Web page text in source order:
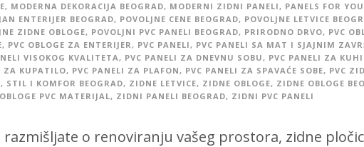
, MODERNA DEKORACIJA BEOGRAD, MODERNI ZIDNI PANELI, PANELS FOR YOU
ENTERIJER BEOGRAD, POVOLJNE CENE BEOGRAD, POVOLJNE LETVICE
ZIDNE OBLOGE, POVOLJNI PVC PANELI BEOGRAD, PRIRODNO DRVO, PVC
, PVC OBLOGE ZA ENTERIJER, PVC PANELI, PVC PANELI SA MAT I SJAJNIM
VISOKOG KVALITETA, PVC PANELI ZA DNEVNU SOBU, PVC PANELI ZA
ZA KUPATILO, PVC PANELI ZA PLAFON, PVC PANELI ZA SPAVAĆE SOBE, PVC
, STIL I KOMFOR BEOGRAD, ZIDNE LETVICE, ZIDNE OBLOGE, ZIDNE OBLOGE
PVC MATERIJAL, ZIDNI PANELI BEOGRAD, ZIDNI PVC PANELI
razmišljate o renoviranju vašeg prostora, zidne